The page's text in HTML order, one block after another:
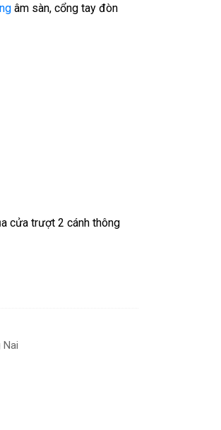
âm sàn, cổng tay đòn
cửa trượt 2 cánh thông